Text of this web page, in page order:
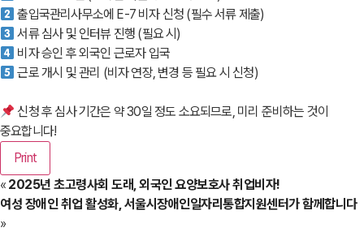
출입국관리사무소에 E-7 비자 신청 (필수 서류 제출)
서류 심사 및 인터뷰 진행 (필요 시)
비자 승인 후 외국인 근로자 입국
근로 개시 및 관리 (비자 연장, 변경 등 필요 시 신청)
신청 후 심사 기간은 약 30일 정도 소요되므로, 미리 준비하는 것이
중요합니다!
Print
« 2025년 초고령사회 도래, 외국인 요양보호사 취업비자!
여성 장애인 취업 활성화, 서울시장애인일자리통합지원센터가 함께합니다
»